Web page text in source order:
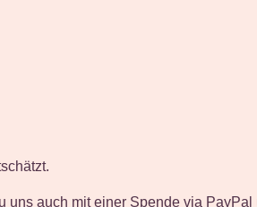
uns auch mit einer Spende via PayPal